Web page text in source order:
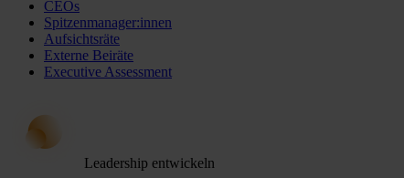
CEOs
Spitzenmanager:innen
Aufsichtsräte
Externe Beiräte
Executive Assessment
Leadership entwickeln